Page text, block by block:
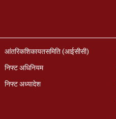
आंतरिकशिकायतसमिति (आईसीसी)
निफ्ट अधिनियम
निफ्ट अध्‍यादेश